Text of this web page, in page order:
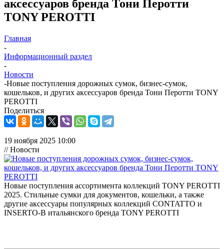
аксессуаров бренда Тони Перотти
TONY PEROTTI
Главная
-
Информационный раздел
-
Новости
-Новые поступления дорожных сумок, бизнес-сумок,
кошельков, и других аксессуаров бренда Тони Перотти TONY
PEROTTI
Поделиться
19 ноября 2025 10:00
// Новости
Новые поступления ассортимента коллекций TONY PEROTTI
2025. Стильные сумки для документов, кошельки, а также
другие аксессуары популярных коллекций CONTATTO и
INSERTO-B итальянского бренда TONY PEROTTI